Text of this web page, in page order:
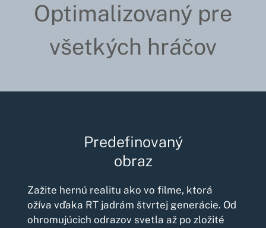
Optimalizovaný pre
všetkých hráčov
Predefinovaný
obraz
Zažite hernú realitu ako vo filme, ktorá
ožíva vďaka RT jadrám štvrtej generácie. Od
ohromujúcich odrazov svetla až po zložité